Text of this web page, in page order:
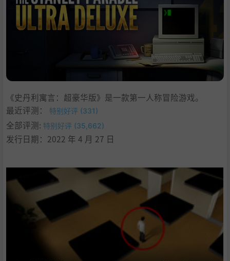
.支持作者
学习版下载
《史丹利寓言：超豪华版》是一款第一人称冒险游戏。
最近评测：
特别好评 (331)
全部评测: 特别好评 (35,662)
发行日期：2022 年 4 月 27 日